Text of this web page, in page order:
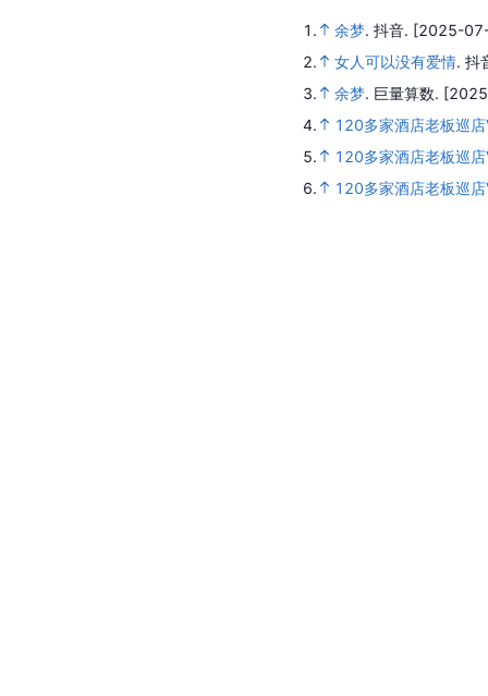
1. 余梦. 抖音. [2025-
2.
女人可以没有爱情. 抖
3.
余梦. 巨量算数.
4.
120多家酒店老板巡
5.
120多家酒店老板巡
6.
120多家酒店老板巡